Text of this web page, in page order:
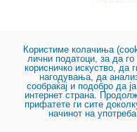
Користиме колачиња
лични податоци, за да
корисничко искуство, да
нагодувања, да
сообраќај и подобро да
интернет страна.
прифатете ги сите
начинот на